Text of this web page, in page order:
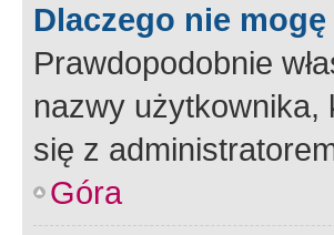
Dlaczego nie
Prawdopodobnie
nazwy użytkownika,
się z
Góra